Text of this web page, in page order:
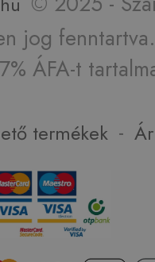
jog fenntartva.
ÁFA-t
termékek -